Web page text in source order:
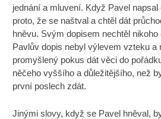
jednání a mluvení. Když Pavel
proto, že se naštval a chtěl dát
hněvu. Svým dopisem nechtěl nikoho
Pavlův dopis nebyl výlevem vzteku a
promyšlený pokus dát věci do
něčeho vyššího a důležitějšího, než
první poslech zdát.
Jinými slovy, když se Pavel hněval,